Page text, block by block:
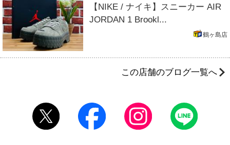
【NIKE / ナイキ】スニーカー AIR
JORDAN 1 Brookl...
鶴ヶ島店
この店舗のブログ一覧へ